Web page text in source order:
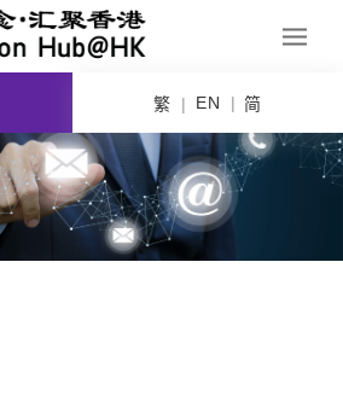
繁 EN 简